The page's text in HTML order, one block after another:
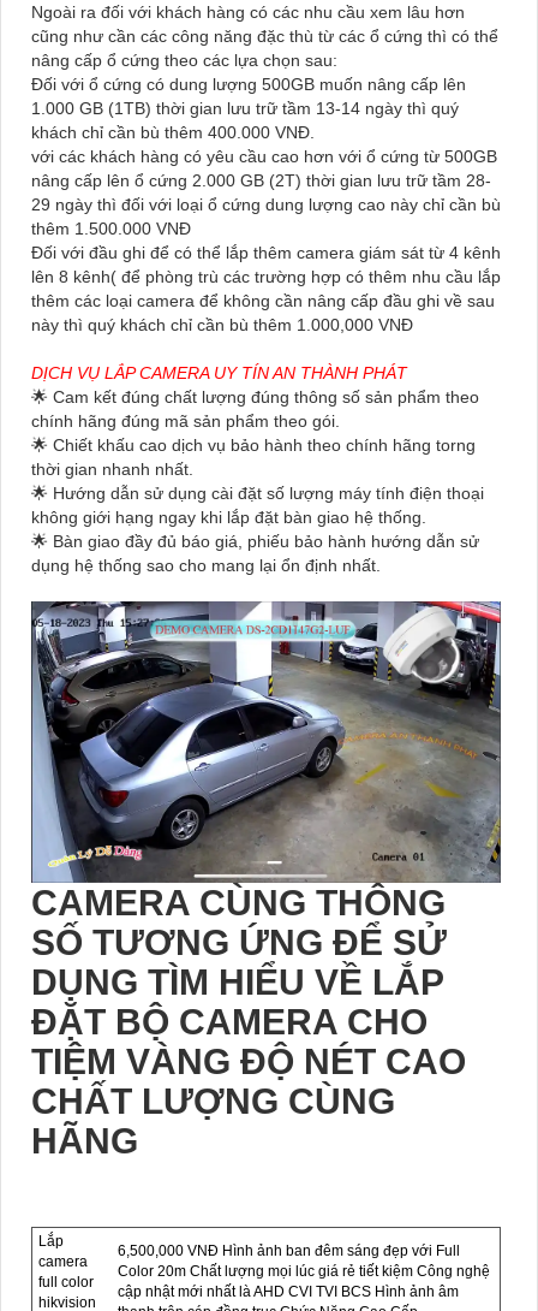
Ngoài ra đối với khách hàng có các nhu cầu xem lâu hơn
cũng như cần các công năng đặc thù từ các ổ cứng thì có thể
nâng cấp ổ cứng theo các lựa chọn sau:
Đối với ổ cứng có dung lượng 500GB muốn nâng cấp lên
1.000 GB (1TB) thời gian lưu trữ tầm 13-14 ngày thì quý
khách chỉ cần bù thêm 400.000 VNĐ.
với các khách hàng có yêu cầu cao hơn với ổ cứng từ 500GB
nâng cấp lên ổ cứng 2.000 GB (2T) thời gian lưu trữ tầm 28-
29 ngày thì đối với loại ổ cứng dung lượng cao này chỉ cần bù
thêm 1.500.000 VNĐ
Đối với đầu ghi để có thể lắp thêm camera giám sát từ 4 kênh
lên 8 kênh( để phòng trù các trường hợp có thêm nhu cầu lắp
thêm các loại camera để không cần nâng cấp đầu ghi về sau
này thì quý khách chỉ cần bù thêm 1.000,000 VNĐ
DỊCH VỤ LẮP CAMERA UY TÍN AN THÀNH PHÁT
🌟 Cam kết đúng chất lượng đúng thông số sản phẩm theo
chính hãng đúng mã sản phẩm theo gói.
🌟 Chiết khấu cao dịch vụ bảo hành theo chính hãng torng
thời gian nhanh nhất.
🌟 Hướng dẫn sử dụng cài đặt số lượng máy tính điện thoại
không giới hạng ngay khi lắp đặt bàn giao hệ thống.
🌟 Bàn giao đầy đủ báo giá, phiếu bảo hành hướng dẫn sử
dụng hệ thống sao cho mang lại ổn định nhất.
CAMERA CÙNG THÔNG
SỐ TƯƠNG ỨNG ĐỂ SỬ
DỤNG TÌM HIỂU VỀ LẮP
ĐẶT BỘ CAMERA CHO
TIỆM VÀNG ĐỘ NÉT CAO
CHẤT LƯỢNG CÙNG
HÃNG
Lắp
camera
full color
hikvision
6,500,000 VNĐ Hình ảnh ban đêm sáng đẹp với Full
Color 20m Chất lượng mọi lúc giá rẻ tiết kiệm Công nghệ
cập nhật mới nhất là AHD CVI TVI BCS Hình ảnh âm